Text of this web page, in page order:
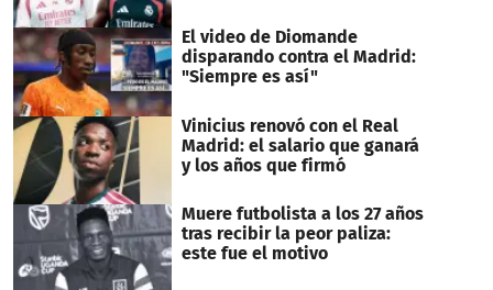
El video de Diomande
disparando contra el Madrid:
"Siempre es así"
Vinicius renovó con el Real
Madrid: el salario que ganará
y los años que firmó
Muere futbolista a los 27 años
tras recibir la peor paliza:
este fue el motivo